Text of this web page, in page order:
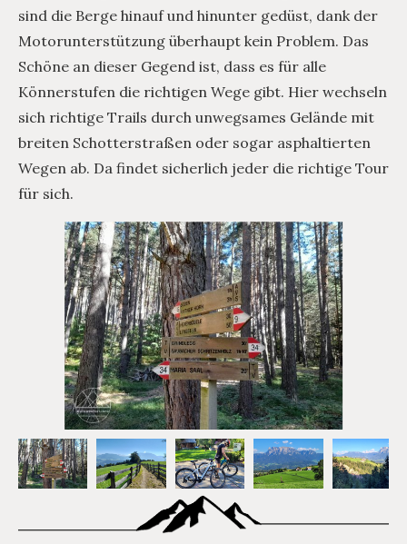
sind die Berge hinauf und hinunter gedüst, dank der
Motorunterstützung überhaupt kein Problem. Das
Schöne an dieser Gegend ist, dass es für alle
Könnerstufen die richtigen Wege gibt. Hier wechseln
sich richtige Trails durch unwegsames Gelände mit
breiten Schotterstraßen oder sogar asphaltierten
Wegen ab. Da findet sicherlich jeder die richtige Tour
für sich.